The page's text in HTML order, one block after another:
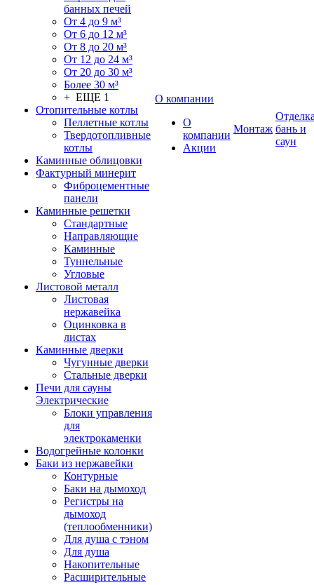
банных печей
От 4 до 9 м³
От 6 до 12 м³
От 8 до 20 м³
От 12 до 24 м³
От 20 до 30 м³
Более 30 м³
+ ЕЩЕ 1
Отопительные котлы
Пеллетные котлы
Твердотопливные
котлы
Каминные облицовки
Фактурный минерит
Фиброцементные
панели
Каминные решетки
Стандартные
Направляющие
Каминные
Туннельные
Угловые
Листовой металл
Листовая
нержавейка
Оцинковка в
листах
Каминные дверки
Чугунные дверки
Стальные дверки
Печи для сауны
Электрические
Блоки управления
для
электрокаменки
Водогрейные колонки
Баки из нержавейки
Контурные
Баки на дымоход
Регистры на
дымоход
(теплообменники)
Для душа с тэном
Для душа
Накопительные
Расширительные
О компании
О
компании
Акции
Монтаж бань и
саун